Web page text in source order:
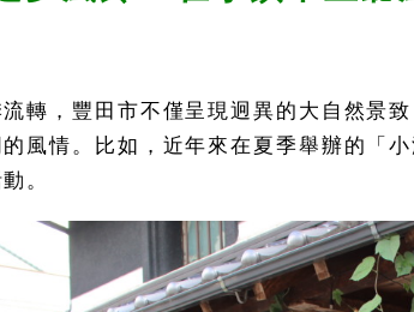
轉，豐田市不僅呈現迥異的大自然景
風情。比如，近年來在夏季舉辦的「
。